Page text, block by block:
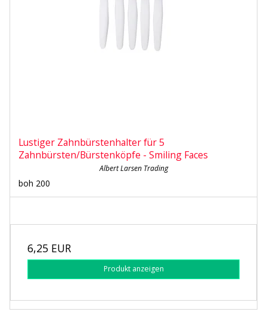
Lustiger Zahnbürstenhalter für 5
Zahnbürsten/Bürstenköpfe - Smiling Faces
Albert Larsen Trading
boh 200
6,25 EUR
Produkt anzeigen